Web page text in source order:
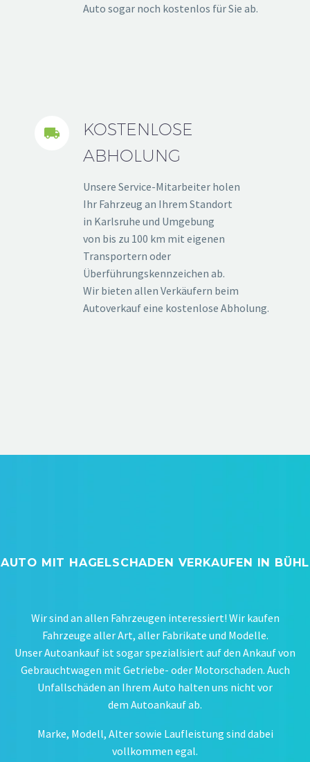
Auto sogar noch kostenlos für Sie ab.


KOSTENLOSE
ABHOLUNG
Unsere Service-Mitarbeiter holen
Ihr Fahrzeug an Ihrem Standort
in Karlsruhe und Umgebung
von bis zu 100 km mit eigenen
Transportern oder
Überführungskennzeichen ab.
Wir bieten allen Verkäufern beim
Autoverkauf eine kostenlose Abholung.
AUTO MIT HAGELSCHADEN VERKAUFEN IN BÜHL
Wir sind an allen Fahrzeugen interessiert! Wir kaufen
Fahrzeuge aller Art, aller Fabrikate und Modelle.
Unser Autoankauf ist sogar spezialisiert auf den Ankauf von
Gebrauchtwagen mit Getriebe- oder Motorschaden. Auch
Unfallschäden an Ihrem Auto halten uns nicht vor
dem Autoankauf ab.
Marke, Modell, Alter sowie Laufleistung sind dabei
vollkommen egal.